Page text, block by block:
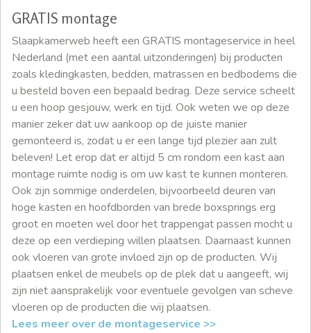
GRATIS montage
Slaapkamerweb heeft een GRATIS montageservice in heel
Nederland (met een aantal uitzonderingen) bij producten
zoals kledingkasten, bedden, matrassen en bedbodems die
u besteld boven een bepaald bedrag. Deze service scheelt
u een hoop gesjouw, werk en tijd. Ook weten we op deze
manier zeker dat uw aankoop op de juiste manier
gemonteerd is, zodat u er een lange tijd plezier aan zult
beleven! Let erop dat er altijd 5 cm rondom een kast aan
montage ruimte nodig is om uw kast te kunnen monteren.
Ook zijn sommige onderdelen, bijvoorbeeld deuren van
hoge kasten en hoofdborden van brede boxsprings erg
groot en moeten wel door het trappengat passen mocht u
deze op een verdieping willen plaatsen. Daarnaast kunnen
ook vloeren van grote invloed zijn op de producten. Wij
plaatsen enkel de meubels op de plek dat u aangeeft, wij
zijn niet aansprakelijk voor eventuele gevolgen van scheve
vloeren op de producten die wij plaatsen.
Lees meer over de montageservice >>